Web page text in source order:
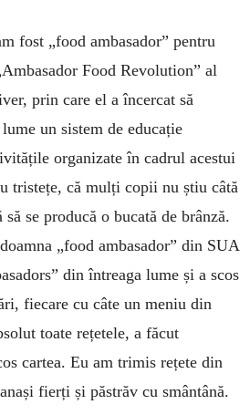
fost „food ambasador” pentru
Food Revolution” al
prin care el a încercat să
un sistem de educație
organizate în cadrul acestui
tristețe, că mulți copii nu știu câtă
să se producă o bucată de brânză.
„food ambasador” din SUA
din întreaga lume și a scos
fiecare cu câte un meniu din
toate rețetele, a făcut
cartea. Eu am trimis rețete din
fierți și păstrăv cu smântână.